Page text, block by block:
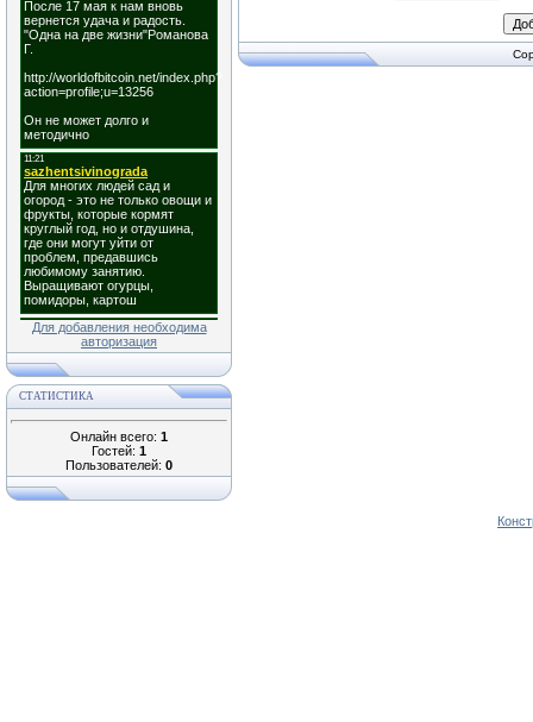
Для добавления необходима
авторизация
СТАТИСТИКА
Онлайн всего: 1
Гостей: 1
Пользователей: 0